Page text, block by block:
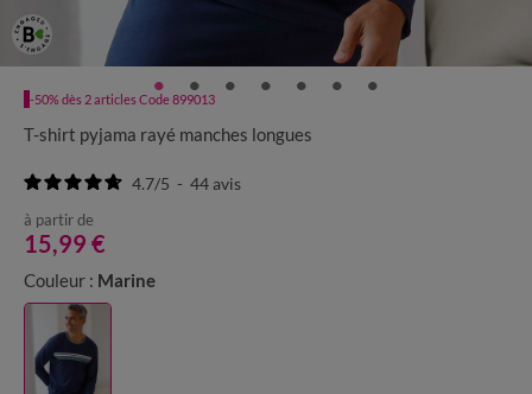
-50% dès 2 articles Code 899013
T-shirt pyjama rayé manches longues
4.7/5 - 44avis
à partir de
15,99 €
Couleur : Marine